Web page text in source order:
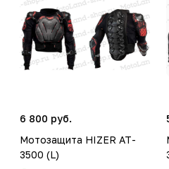
6 800 руб.
Мотозащита HIZER AT-
3500 (L)